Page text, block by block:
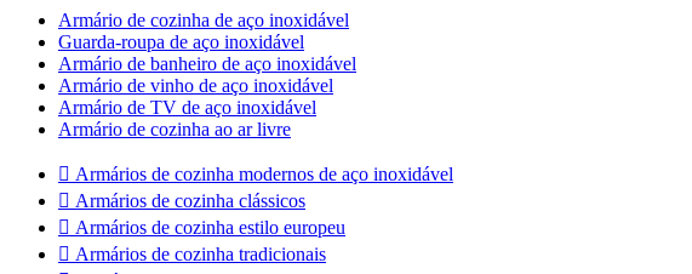
Armário de cozinha de aço inoxidável
Guarda-roupa de aço inoxidável
Armário de banheiro de aço inoxidável
Armário de vinho de aço inoxidável
Armário de TV de aço inoxidável
Armário de cozinha ao ar livre
 Armários de cozinha modernos de aço inoxidável
 Armários de cozinha clássicos
 Armários de cozinha estilo europeu
 Armários de cozinha tradicionais